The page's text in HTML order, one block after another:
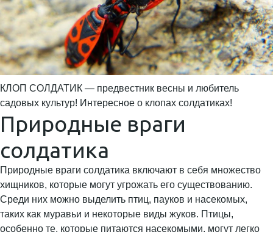
КЛОП СОЛДАТИК — предвестник весны и любитель
садовых культур! Интересное о клопах солдатиках!
Природные враги
солдатика
Природные враги солдатика включают в себя множество
хищников, которые могут угрожать его существованию.
Среди них можно выделить птиц, пауков и насекомых,
таких как муравьи и некоторые виды жуков. Птицы,
особенно те, которые питаются насекомыми, могут легко